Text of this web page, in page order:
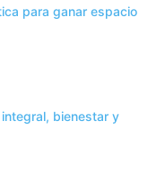
para ganar espacio
bienestar y